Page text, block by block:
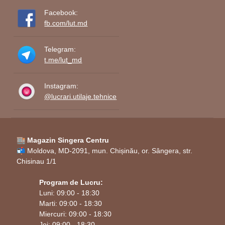
dimensiuni variate. Acest aspect poate fi
atractiv pentru cei care doresc produse unice
Rezistență la Umiditate:
la umiditate, ceea ce face laditele potrivite
pentru utilizare în medii umede sau pentru
Ușurință în Manevrare:
Placajul de mesteacan este un material ușor,
și ușor de manevrat. Acest aspect poate fi
important pentru cei care doresc să transporte
sau să mute laditele frecvent.
Facebook:
fb.com/lut.md
Telegram:
t.me/lut_md
Instagram:
@lucrari.utilaje.tehnice
🏬 Magazin Singera Centru
📬 Moldova, MD-2091, mun. Chișinău, or. Sângera, str.
Chisinau 1/1
Program de Lucru:
Luni: 09:00 - 18:30
Marti: 09:00 - 18:30
Miercuri: 09:00 - 18:30